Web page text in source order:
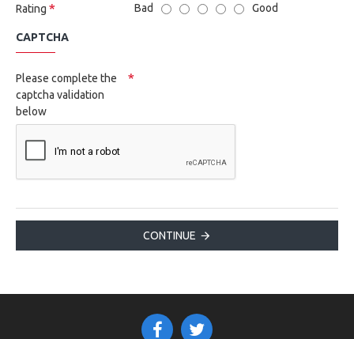
Rating Bad Good
CAPTCHA
Please complete the
captcha validation
below
CONTINUE